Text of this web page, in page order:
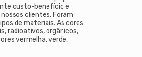
custo-benefício e
clientes. Foram
de materiais. As cores
radioativos, orgânicos,
vermelha, verde,